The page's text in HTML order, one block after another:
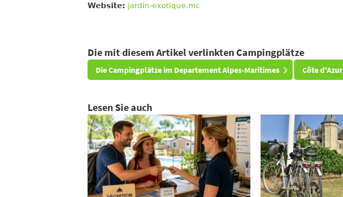
Website: jardin-exotique.mc
Die mit diesem Artikel verlinkten Campingplätze
Die Campingplätze im Departement Alpes-Maritimes Côte d'Azur
Lesen Sie auch